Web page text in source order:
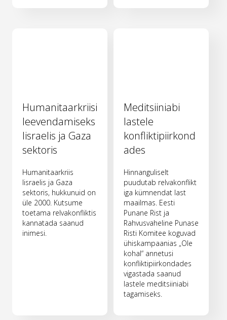
Humanitaarkriisi
leevendamiseks
Iisraelis ja Gaza
sektoris
Humanitaarkriis
Iisraelis ja Gaza
sektoris, hukkunuid on
üle 2000. Kutsume
toetama relvakonfliktis
kannatada saanud
inimesi.
Meditsiiniabi
lastele
konfliktipiirkond
ades
Hinnanguliselt
puudutab relvakonflikt
iga kümnendat last
maailmas. Eesti
Punane Rist ja
Rahvusvaheline Punase
Risti Komitee koguvad
ühiskampaanias „Ole
kohal“ annetusi
konfliktipiirkondades
vigastada saanud
lastele meditsiiniabi
tagamiseks.